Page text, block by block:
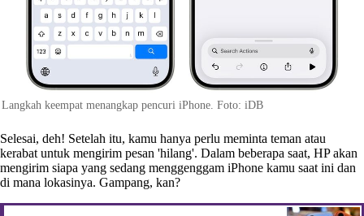
Langkah keempat menangkap pencuri iPhone. Foto: iDB
Selesai, deh! Setelah itu, kamu hanya perlu meminta teman atau
kerabat untuk mengirim pesan 'hilang'. Dalam beberapa saat, HP akan
mengirim siapa yang sedang menggenggam iPhone kamu saat ini dan
di mana lokasinya. Gampang, kan?